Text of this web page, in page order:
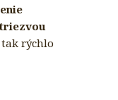
rýchlo